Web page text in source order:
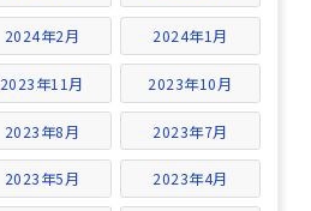
2024年2月 2024年1月
2023年11月 2023年10月
2023年8月 2023年7月
2023年5月 2023年4月